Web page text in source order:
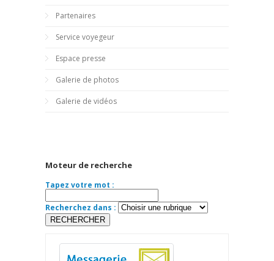
Partenaires
Service voyegeur
Espace presse
Galerie de photos
Galerie de vidéos
Moteur de recherche
Tapez votre mot :
Recherchez dans :